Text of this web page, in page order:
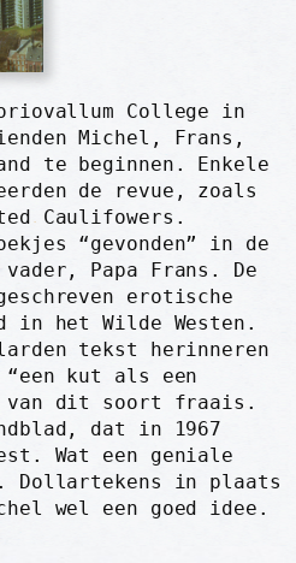
College in
Michel, Frans,
te beginnen. Enkele
de revue, zoals
Caulifowers.
“gevonden” in de
Papa Frans. De
erotische
in het Wilde Westen.
tekst herinneren
kut als een
van dit soort fraais.
dat in 1967
Wat een geniale
Dollartekens in plaats
wel een goed idee.